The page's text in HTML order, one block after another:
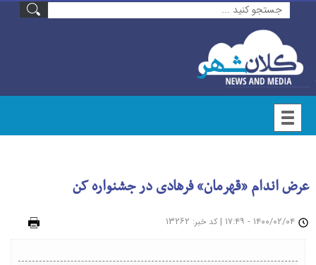
عرض اندام «قهرمان» فرهادی در جشنواره کن
| کد خبر: ۱۳۲۶۲